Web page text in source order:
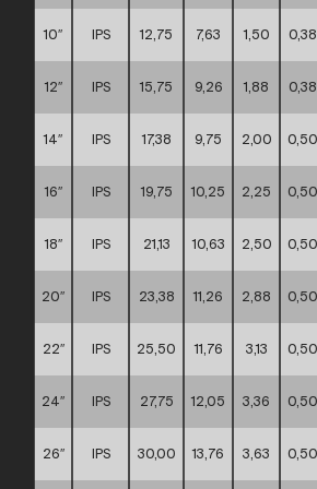
10″ IPS 12,75 7,63 1,50 0,38
12″ IPS 15,75 9,26 1,88 0,38
14″ IPS 17,38 9,75 2,00 0,50
16″ IPS 19,75 10,25 2,25 0,50
18″ IPS 21,13 10,63 2,50 0,50
20″ IPS 23,38 11,26 2,88 0,50
22″ IPS 25,50 11,76 3,13 0,50
24″ IPS 27,75 12,05 3,36 0,50
26″ IPS 30,00 13,76 3,63 0,50